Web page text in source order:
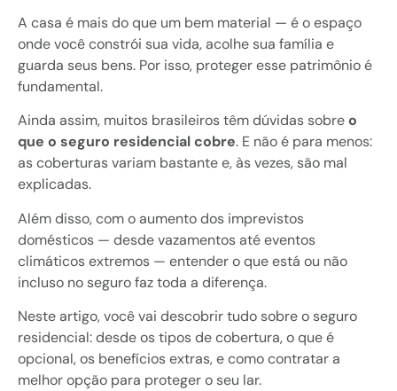
A casa é mais do que um bem material — é o espaço
onde você constrói sua vida, acolhe sua família e
guarda seus bens. Por isso, proteger esse patrimônio é
fundamental.
Ainda assim, muitos brasileiros têm dúvidas sobreo
que o seguro residencial cobre. E não é para menos:
as coberturas variam bastante e, às vezes, são mal
explicadas.
Além disso, com o aumento dos imprevistos
domésticos — desde vazamentos até eventos
climáticos extremos — entender o que está ou não
incluso no seguro faz toda a diferença.
Neste artigo, você vai descobrir tudo sobre o seguro
residencial: desde os tipos de cobertura, o que é
opcional, os benefícios extras, e como contratar a
melhor opção para proteger o seu lar.